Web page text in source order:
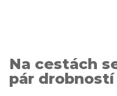
Na cestách
pár drobností